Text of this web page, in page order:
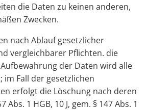
die Daten zu keinen anderen,
Zwecken.
nach Ablauf gesetzlicher
vergleichbarer Pflichten. die
der Daten wird alle
Fall der gesetzlichen
erfolgt die Löschung nach deren
Abs. 1 HGB, 10 J, gem. § 147 Abs. 1